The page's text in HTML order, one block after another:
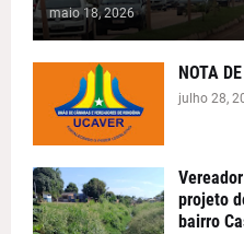
maio 18, 2026
NOTA
julho 28,
projeto
bairro